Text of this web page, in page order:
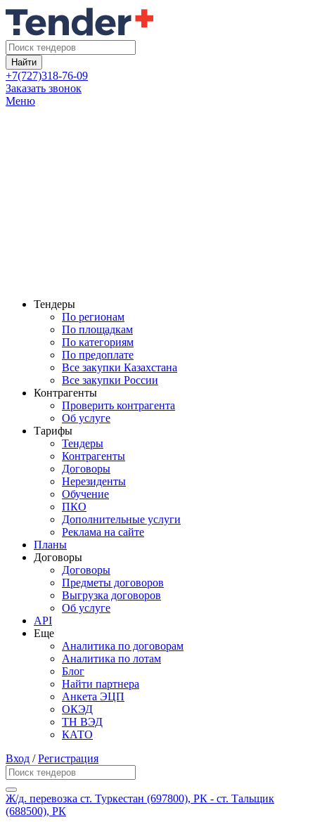
Найти
+7(727)318-76-09
Заказать звонок
Меню
Тендеры
По регионам
По площадкам
По категориям
По предоплате
Все закупки Казахстана
Все закупки России
Контрагенты
Проверить контрагента
Об услуге
Тарифы
Тендеры
Контрагенты
Договоры
Нерезиденты
Обучение
ПКО
Дополнительные услуги
Реклама на сайте
Планы
Договоры
Договоры
Предметы договоров
Выгрузка договоров
Об услуге
API
Еще
Аналитика по договорам
Аналитика по лотам
Блог
Найти партнера
Анкета ЭЦП
ОКЭД
ТН ВЭД
КАТО
Вход /Регистрация
Ж/д. перевозка ст. Туркестан (697800), РК - ст. Тальщик
(688500), РК